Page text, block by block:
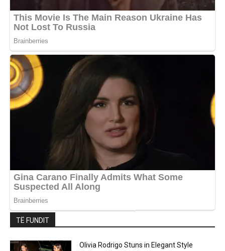
TË FUNDIT
Olivia Rodrigo Stuns in Elegant Style